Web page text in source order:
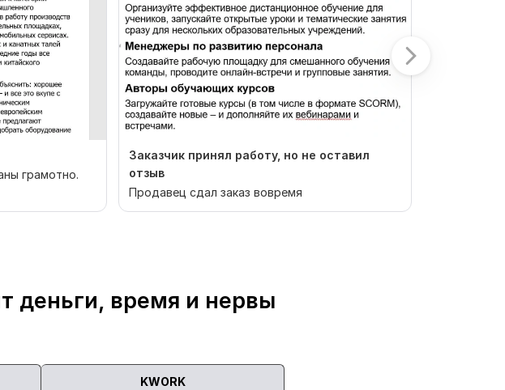
грамотно.
Заказчик принял работу, но не оставил
отзыв
Продавец сдал заказ вовремя
деньги, время и нервы
KWORK